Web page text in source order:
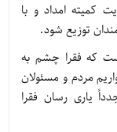
کمیته امداد و با
توزیع شود.
که فقرا چشم به
مردم و مسئولان
یاری رسان فقرا